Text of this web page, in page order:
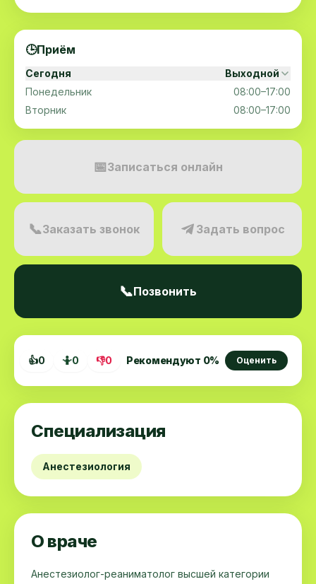
👍0 🤷0 👎0 Рекомендуют 0% Оценить
Специализация
Анестезиология
О враче
Анестезиолог-реаниматолог высшей категории
🕒Приём
Сегодня
Выходной
Понедельник
08:00–17:00
Вторник
08:00–17:00
📅Записаться онлайн
📞Заказать звонок Задать вопрос
📞Позвонить